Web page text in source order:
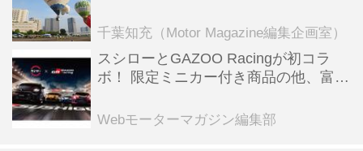
ンテンツも
千葉知充（Motor Magazine編集企画室）
スシローとGAZOO Racingが初コラ
ボ！ 限定ミニカー付き商品の他、富士
る抽選企画などを展開
Webモーターマガジン編集部